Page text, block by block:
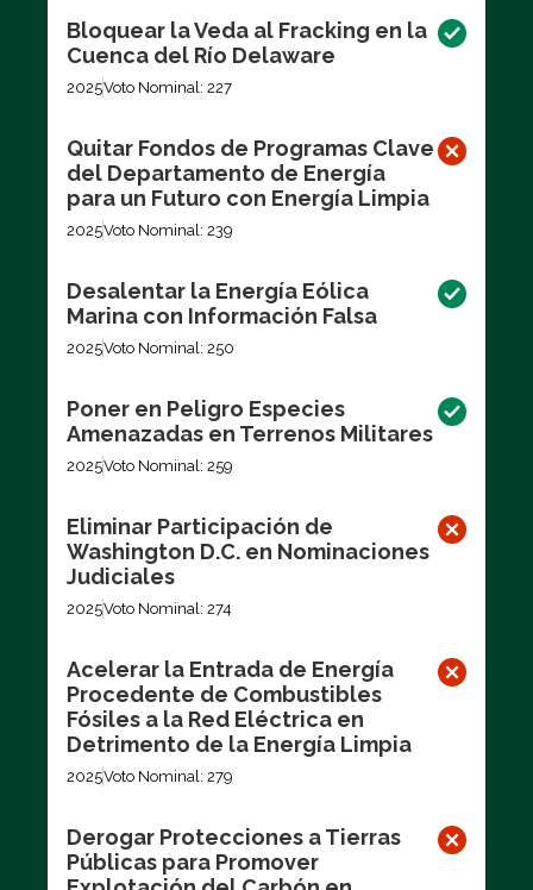
Bloquear la Veda al Fracking en la
Cuenca del Río Delaware
2025Voto Nominal: 227
Quitar Fondos de Programas Clave
del Departamento de Energía
para un Futuro con Energía Limpia
2025Voto Nominal: 239
Desalentar la Energía Eólica
Marina con Información Falsa
2025Voto Nominal: 250
Poner en Peligro Especies
Amenazadas en Terrenos Militares
2025Voto Nominal: 259
Eliminar Participación de
Washington D.C. en Nominaciones
Judiciales
2025Voto Nominal: 274
Acelerar la Entrada de Energía
Procedente de Combustibles
Fósiles a la Red Eléctrica en
Detrimento de la Energía Limpia
2025Voto Nominal: 279
Derogar Protecciones a Tierras
Públicas para Promover